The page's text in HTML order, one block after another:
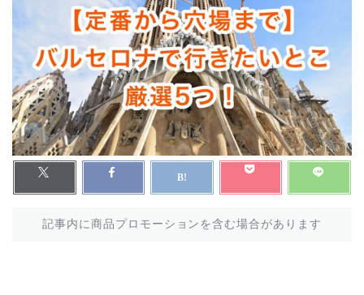
記事内に商品プロモーションを含む場合があります